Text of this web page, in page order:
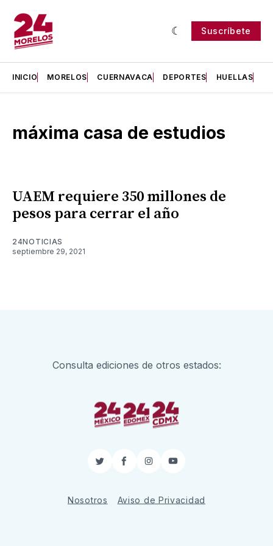
Suscríbete
INICIO MORELOS CUERNAVACA DEPORTES HUELLAS
máxima casa de estudios
UAEM requiere 350 millones de
pesos para cerrar el año
24NOTICIAS
septiembre 29, 2021
Consulta ediciones de otros estados:
TwitterFacebook
InstagramYouTube
Nosotros Aviso de Privacidad